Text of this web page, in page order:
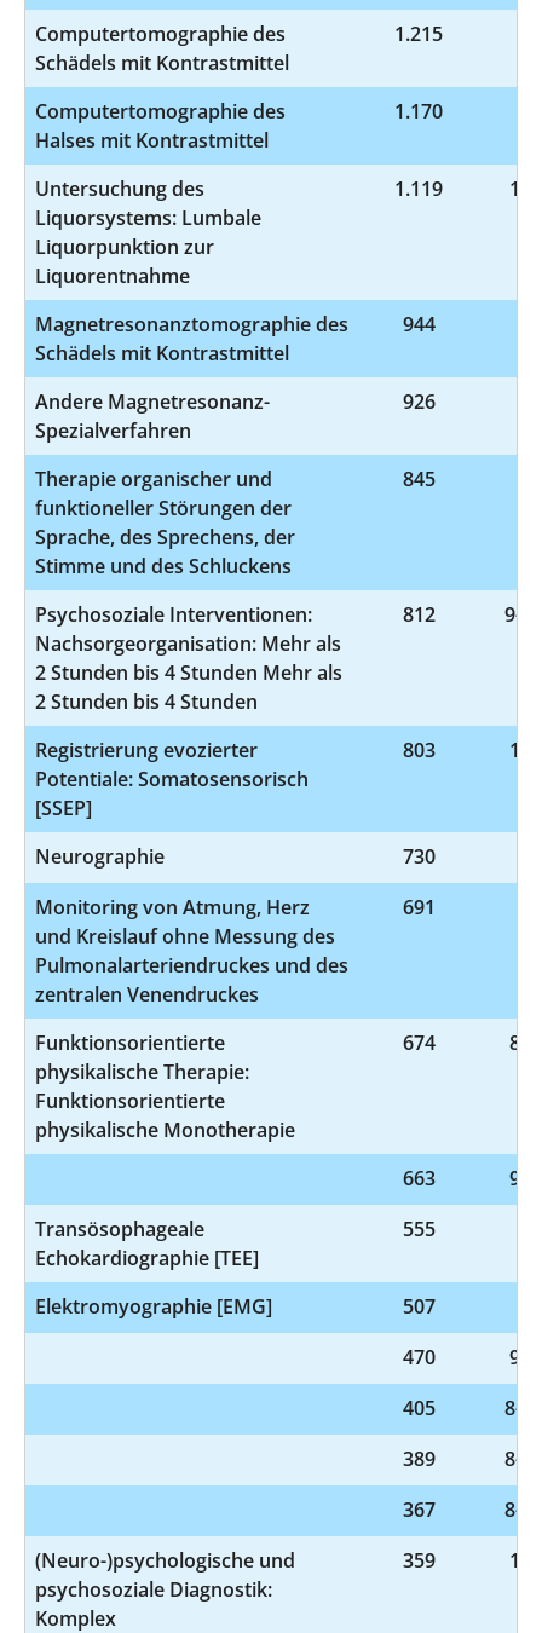
Computertomographie des
Schädels mit Kontrastmittel
1.215
Computertomographie des
Halses mit Kontrastmittel
1.170
Untersuchung des
Liquorsystems: Lumbale
Liquorpunktion zur
Liquorentnahme
1.119 1-
Magnetresonanztomographie des
Schädels mit Kontrastmittel
944
Andere Magnetresonanz-
Spezialverfahren
926
Therapie organischer und
funktioneller Störungen der
Sprache, des Sprechens, der
Stimme und des Schluckens
845
Psychosoziale Interventionen:
Nachsorgeorganisation: Mehr als
2 Stunden bis 4 Stunden Mehr als
2 Stunden bis 4 Stunden
812 9-
Registrierung evozierter
Potentiale: Somatosensorisch
[SSEP]
803 1-
Neurographie 730
Monitoring von Atmung, Herz
und Kreislauf ohne Messung des
Pulmonalarteriendruckes und des
zentralen Venendruckes
691
Funktionsorientierte
physikalische Therapie:
Funktionsorientierte
physikalische Monotherapie
674 8-
663
9-
Transösophageale
Echokardiographie [TEE]
555
Elektromyographie [EMG] 507
470
9-
405
8-
389
8-
367
8-
(Neuro-)psychologische und
psychosoziale Diagnostik:
Komplex
359 1-